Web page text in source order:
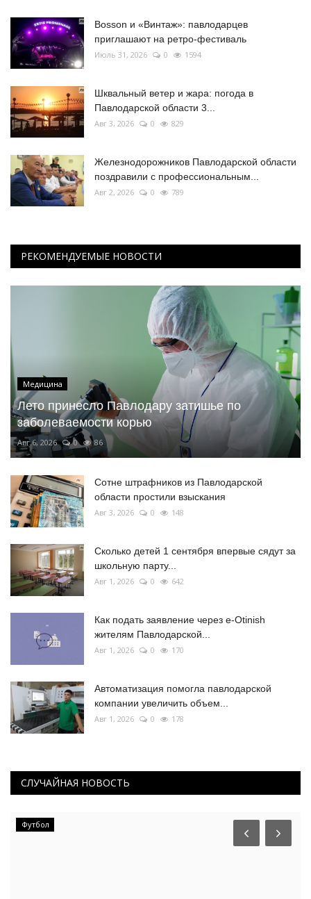
Bosson и «Винтаж»: павлодарцев
приглашают на ретро-фестиваль
Июль 31, 2026 0 1594
Шквальный ветер и жара: погода в
Павлодарской области 3...
Авг 3, 2026 0 829
Железнодорожников Павлодарской области
поздравили с профессиональным...
Авг 2, 2026 0 789
РЕКОМЕНДУЕМЫЕ НОВОСТИ
Медицина
Лето принесло Павлодару затишье по
заболеваемости корью
Авг 6, 2026 0 86
Сотне штрафников из Павлодарской
области простили взыскания
Авг 3, 2026 0 148
Сколько детей 1 сентября впервые сядут за
школьную парту...
Авг 1, 2026 0 642
Как подать заявление через e-Otinish
жителям Павлодарской...
Авг 1, 2026 0 170
Автоматизация помогла павлодарской
компании увеличить объем...
Авг 1, 2026 0 178
СЛУЧАЙНАЯ НОВОСТЬ
Футбол